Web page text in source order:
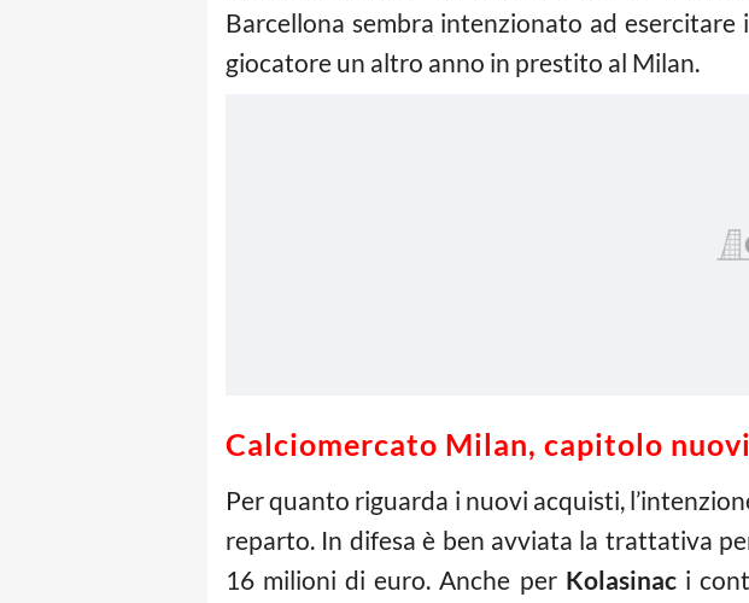
Barcellona sembra intenzionato ad
giocatore un altro anno in prestito al Milan.
Calciomercato Milan, capitolo
Per quanto riguarda i nuovi acquisti,
reparto. In difesa è ben avviata la trattativa
16 milioni di euro. Anche per Kolasinaci